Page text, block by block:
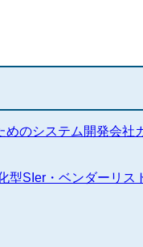
めのシステム開発会社
型SIer・ベンダーリス